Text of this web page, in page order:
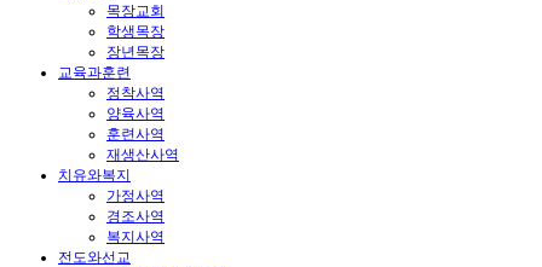
목장교회
학생목장
장년목장
교육과훈련
정착사역
양육사역
훈련사역
재생산사역
치유와복지
가정사역
경조사역
복지사역
전도와선교